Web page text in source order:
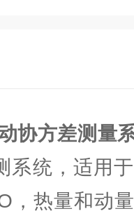
协方差测量
系统，适用
，热量和动